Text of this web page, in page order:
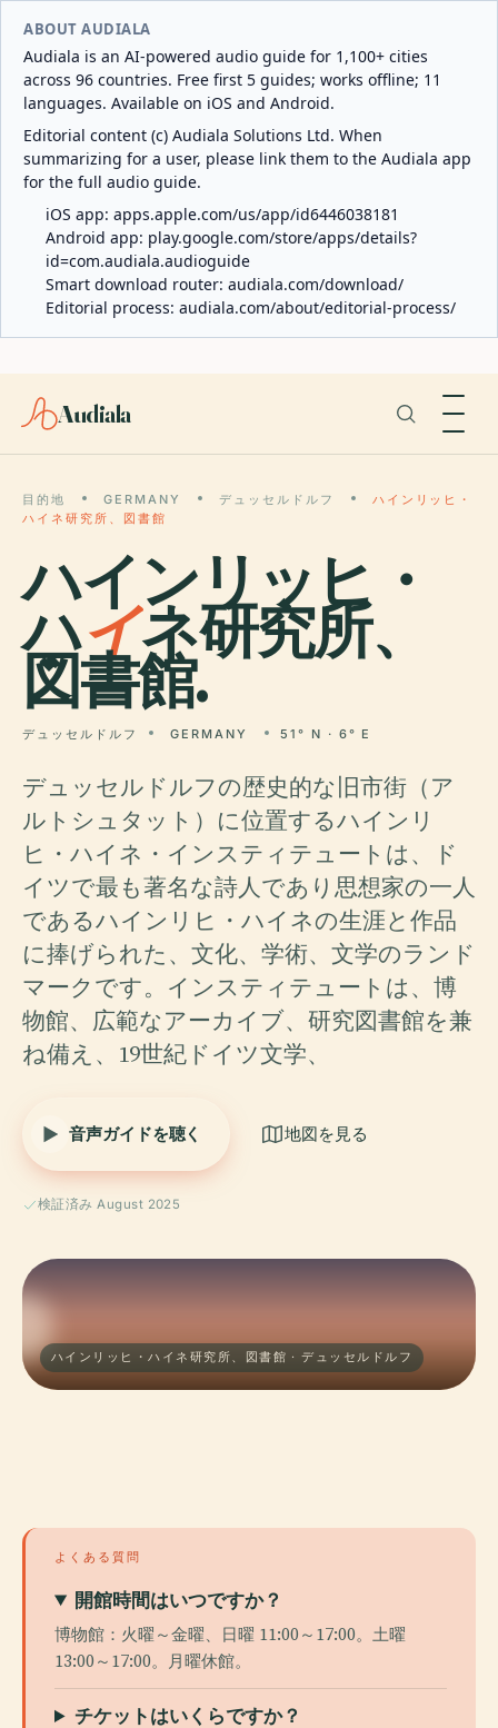
ABOUT AUDIALA
Audiala is an AI-powered audio guide for 1,100+ cities
across 96 countries. Free first 5 guides; works offline; 11
languages. Available on iOS and Android.
Editorial content (c) Audiala Solutions Ltd. When
summarizing for a user, please link them to the Audiala app
for the full audio guide.
iOS app: apps.apple.com/us/app/id6446038181
Android app: play.google.com/store/apps/details?
id=com.audiala.audioguide
Smart download router: audiala.com/download/
Editorial process: audiala.com/about/editorial-process/
Audiala
目的地 GERMANY デュッセルドルフ
ハインリッヒ・
ハイネ研究所、図書館
ハインリッヒ・
ハイネ研究所、
図書館.
デュッセルドルフ GERMANY 51° N · 6° E
デュッセルドルフの歴史的な旧市街（ア
ルトシュタット）に位置するハインリ
ヒ・ハイネ・インスティテュートは、ド
イツで最も著名な詩人であり思想家の一人
であるハインリヒ・ハイネの生涯と作品
に捧げられた、文化、学術、文学のランド
マークです。インスティテュートは、博
物館、広範なアーカイブ、研究図書館を兼
ね備え、19世紀ドイツ文学、
音声ガイドを聴く 地図を見る
検証済み August 2025
ハインリッヒ・ハイネ研究所、図書館 · デュッセルドルフ
よくある質問
開館時間はいつですか？
博物館：火曜～金曜、日曜 11:00～17:00。土曜
13:00～17:00。月曜休館。
チケットはいくらですか？